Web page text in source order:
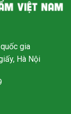
gia
Hà Nội